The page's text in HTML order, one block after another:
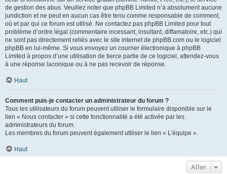
de gestion des abus. Veuillez noter que phpBB Limited n’a absolument aucune
juridiction et ne peut en aucun cas être tenu comme responsable de comment,
où et par qui ce forum est utilisé. Ne contactez pas phpBB Limited pour tout
problème d’ordre légal (commentaire incessant, insultant, diffamatoire, etc.) qui
ne sont pas directement reliés avec le site internet de phpBB.com ou le logiciel
phpBB en lui-même. Si vous envoyez un courrier électronique à phpBB
Limited à propos d’une utilisation de tierce partie de ce logiciel, attendez-vous
à une réponse laconique ou à ne pas recevoir de réponse.
Haut
Comment puis-je contacter un administrateur du forum ?
Tous les utilisateurs du forum peuvent utiliser le formulaire disponible sur le
lien « Nous contacter » si cette fonctionnalité a été activée par les
administrateurs du forum.
Les membres du forum peuvent également utiliser le lien « L’équipe ».
Haut
Aller